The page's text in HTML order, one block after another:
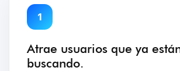
1
Atrae usuarios que ya
buscando.